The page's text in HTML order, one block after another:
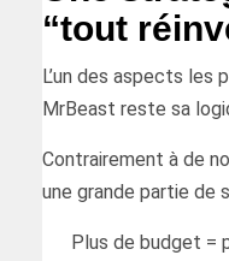
“tout
L’un des aspects les
MrBeast reste sa
Contrairement à de
une grande partie de
Plus de budget =